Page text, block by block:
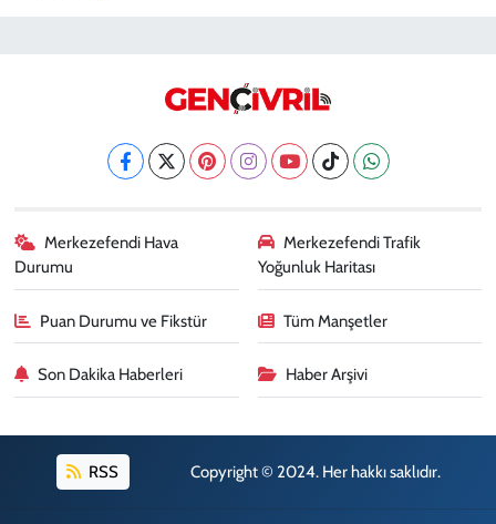
Merkezefendi Hava
Durumu
Merkezefendi Trafik
Yoğunluk Haritası
Puan Durumu ve Fikstür Tüm Manşetler
Son Dakika Haberleri Haber Arşivi
RSS Copyright © 2024. Her hakkı saklıdır.